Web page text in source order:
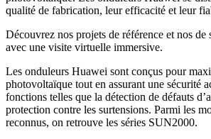
qualité de fabrication, leur efficacité et leur
Découvrez nos projets de référence et nos de
avec une visite virtuelle immersive.
Les onduleurs Huawei sont conçus pour
photovoltaïque tout en assurant une sécurité
fonctions telles que la détection de défauts
protection contre les surtensions. Parmi les
reconnus, on retrouve les séries SUN2000.